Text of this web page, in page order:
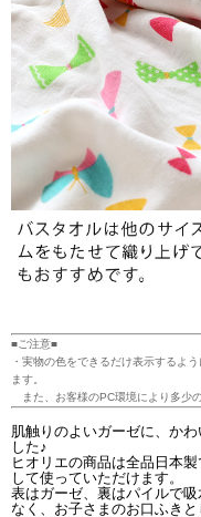
■ご注意■
・実物の色をできるだけ表示するよ
ます。
また、お客様のPC環境により多少
肌触りのよいガーゼに、か
した♪
ヒオリエの商品は全品日本
して使っていただけます。
表はガーゼ、裏はパイルで
なく、お子さまのお口ふきと